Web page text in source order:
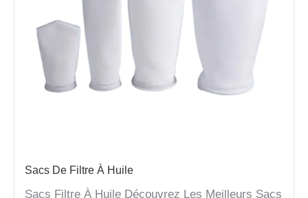
Sacs De Filtre À Huile
Sacs Filtre À Huile Découvrez Les Meilleurs Sacs